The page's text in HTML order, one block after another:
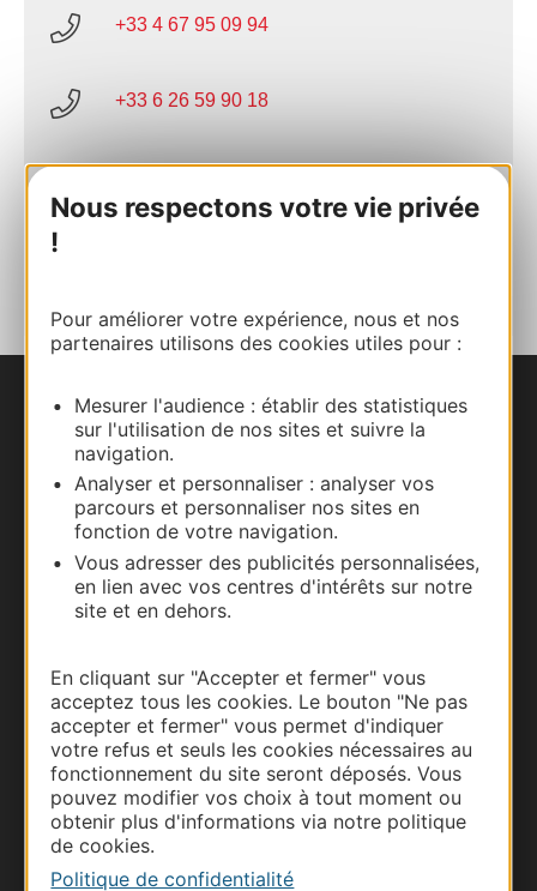
Nous respectons votre vie privée
!
Pour améliorer votre expérience, nous et nos
partenaires utilisons des cookies utiles pour :
Mesurer l'audience : établir des statistiques
sur l'utilisation de nos sites et suivre la
navigation.
Analyser et personnaliser : analyser vos
parcours et personnaliser nos sites en
fonction de votre navigation.
Vous adresser des publicités personnalisées,
en lien avec vos centres d'intérêts sur notre
site et en dehors.
En cliquant sur "Accepter et fermer" vous
acceptez tous les cookies. Le bouton "Ne pas
accepter et fermer" vous permet d'indiquer
votre refus et seuls les cookies nécessaires au
fonctionnement du site seront déposés. Vous
pouvez modifier vos choix à tout moment ou
obtenir plus d'informations via notre politique
de cookies.
Politique de confidentialité
+33 4 67 95 09 94
+33 6 26 59 90 18
Nous contacter
Carte interactive
Documentation
Thermalisme
Business/Mice